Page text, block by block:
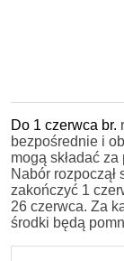
Do 1 czerwca br.
bezpośrednie i
mogą składać
Nabór rozpoczął
zakończyć 1
26 czerwca. Za
środki będą